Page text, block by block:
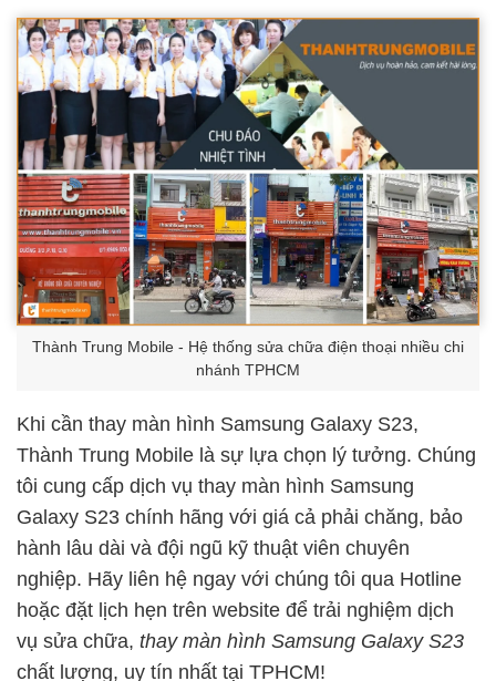
Thành Trung Mobile - Hệ thống sửa chữa điện thoại nhiều chi
nhánh TPHCM
Khi cần thay màn hình Samsung Galaxy S23,
Thành Trung Mobile là sự lựa chọn lý tưởng. Chúng
tôi cung cấp dịch vụ thay màn hình Samsung
Galaxy S23 chính hãng với giá cả phải chăng, bảo
hành lâu dài và đội ngũ kỹ thuật viên chuyên
nghiệp. Hãy liên hệ ngay với chúng tôi qua Hotline
hoặc đặt lịch hẹn trên website để trải nghiệm dịch
vụ sửa chữa, thay màn hình Samsung Galaxy S23
chất lượng, uy tín nhất tại TPHCM!